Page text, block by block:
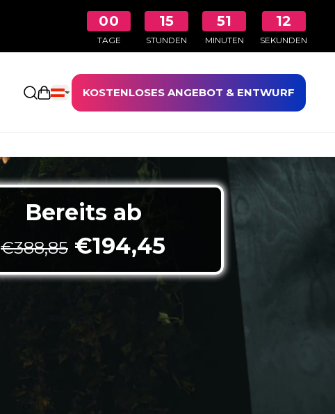
00
TAGE
15
STUNDEN
51
MINUTEN
10
SEKUNDEN
Einkaufswagen öffnen
KOSTENLOSES ANGEBOT & ENTWURF
Bereits ab
€388,85 Original price was:
€194,45 Current price